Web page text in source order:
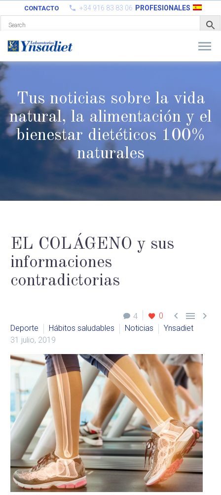
CONTACTO +34 916 83 83 06 PROFESIONALES
Tus noticias sobre la vida
natural, la alimentación y el
bienestar dietéticos 100%
naturales
EL COLÁGENO y sus
informaciones
contradictorias
4 0   
Deporte Hábitos saludables Noticias
Ynsadiet
31 julio, 2019